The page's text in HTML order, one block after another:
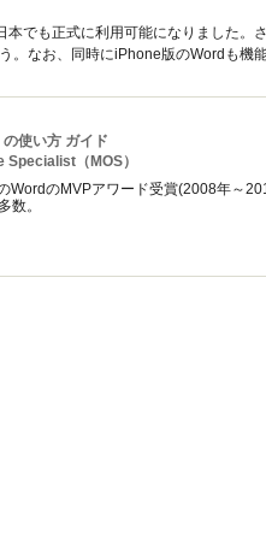
本でも正式に利用可能になりました。
。なお、同時にiPhone版のWordも機
使い方 ガイド
（MOS）
WordのMVPアワード受賞(2008年～
数。